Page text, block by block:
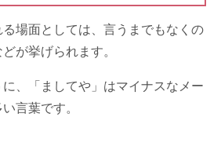
場面としては、言うまでもなくの
が挙げられます。
に、「ましてや」はマイナスなメー
言葉です。